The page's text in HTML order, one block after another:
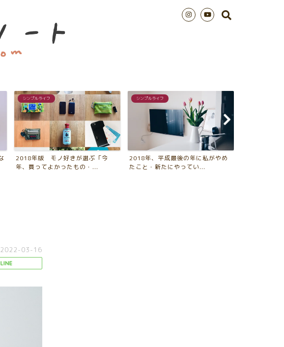
シンプルライフ
2018年、平成最後の年に私がやめ
たこと・新たにやってい...
インテリアTips
アルテック棚でリビングに「飾るス
ペース」を作る4つのメリ...
2022-03-16